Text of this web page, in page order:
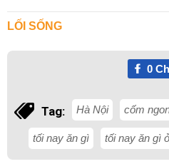
LỐI SỐNG
0
Tag: Hà Nội cốm
tối nay ăn gì tối nay ăn gì